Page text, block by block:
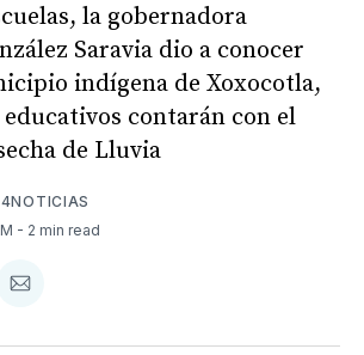
la gobernadora
Saravia dio a conocer
indígena de Xoxocotla,
contarán con el
de Lluvia
- 2 min read
Compartir
Email